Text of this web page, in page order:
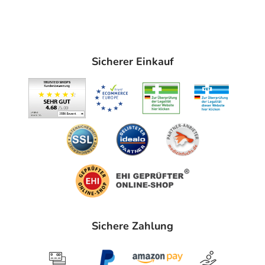
Zinkoxid trägt zur Absorption der Feuchtigkeit bei
Pflichtangaben:
Miconazol acis® Zinkpaste Wirkstoffe: Miconazolnitrat 20 mg/g,
Zinkoxid 200mg/g Paste. Anwendungsgebiete: Zur Behandlung
schwerer Formen der Windeldermatitis, bei der eine
nachgewiesene Besiedlung mit Hefepilzen (Candida spp.) im
Vordergrund steht. Miconazol acis® Zinkpaste wird angewendet
bei Säuglingen, Kindern und Erwachsenen. Warnhinweise: Enthält
Propylenglycol. Zu Risiken und Nebenwirkungen lesen Sie die
Packungsbeilage und fragen Sie Ihre Ärztin, Ihren Arzt oder in Ihrer
Wie ist Miconazol acis® Zinkpaste anzuwenden?
Miconazol acis® Zinkpaste wird bei jedem
Sicherer Einkauf
Sichere Zahlung